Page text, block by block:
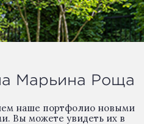
Марьина Роща
наше портфолио новыми
Вы можете увидеть их в